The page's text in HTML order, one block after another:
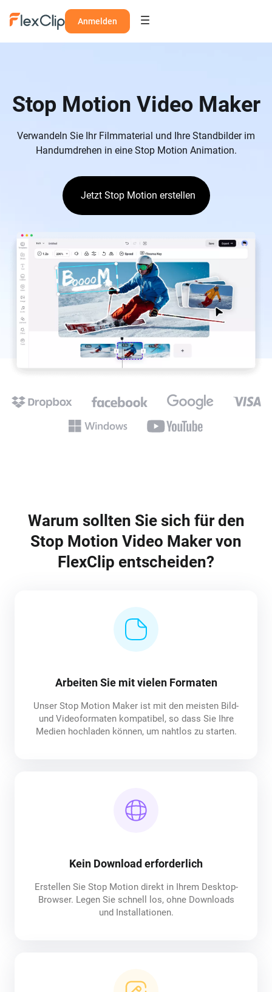
Anmelden
Stop Motion Video Maker
Verwandeln Sie Ihr Filmmaterial und Ihre Standbilder im
Handumdrehen in eine Stop Motion Animation.
Jetzt Stop Motion erstellen
Warum sollten Sie sich für den
Stop Motion Video Maker von
FlexClip entscheiden?
Arbeiten Sie mit vielen Formaten
Unser Stop Motion Maker ist mit den meisten Bild-
und Videoformaten kompatibel, so dass Sie Ihre
Medien hochladen können, um nahtlos zu starten.
Kein Download erforderlich
Erstellen Sie Stop Motion direkt in Ihrem Desktop-
Browser. Legen Sie schnell los, ohne Downloads
und Installationen.